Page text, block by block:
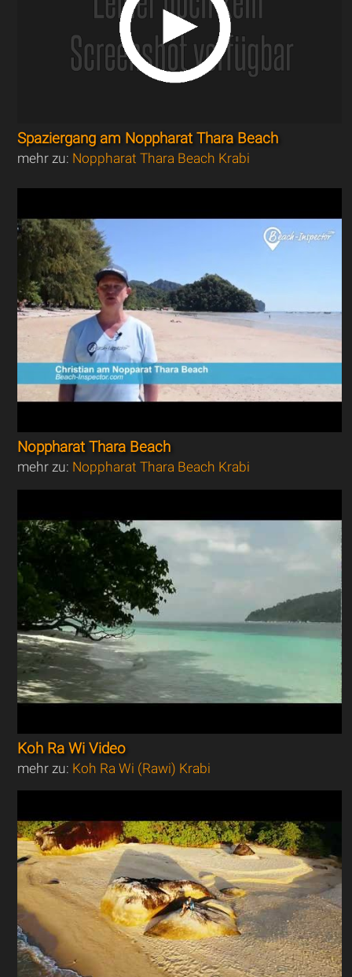
Spaziergang am Noppharat Thara Beach
mehr zu: Noppharat Thara Beach Krabi
Noppharat Thara Beach
mehr zu: Noppharat Thara Beach Krabi
Koh Ra Wi Video
mehr zu: Koh Ra Wi (Rawi) Krabi